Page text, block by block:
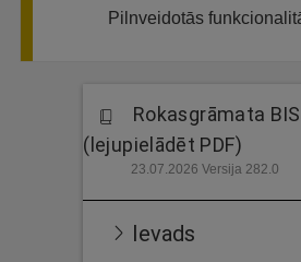
Pilnveidotās
Rokasgrāmata
(lejupielādēt PDF)
23.07.2026 Versija 282.0
Ievads